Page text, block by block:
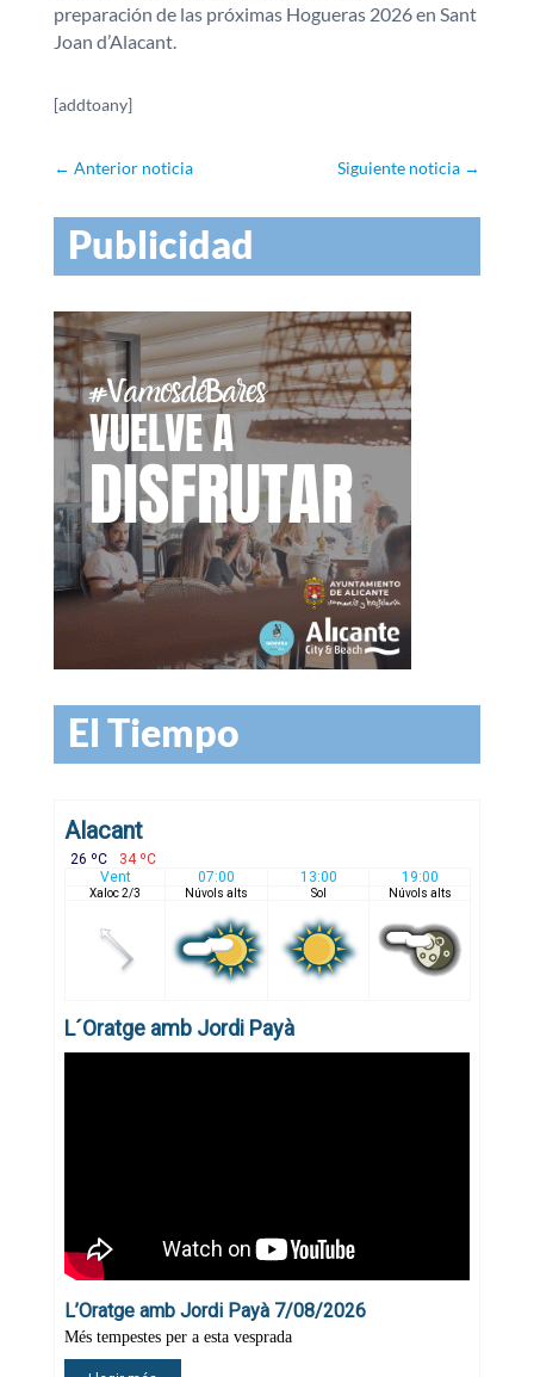
preparación de las próximas Hogueras 2026 en Sant
Joan d’Alacant.
[addtoany]
← Anterior noticia Siguiente noticia →
Publicidad
El Tiempo